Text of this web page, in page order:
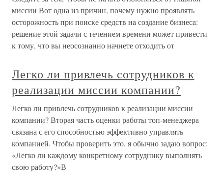
миссии Вот одна из причин, почему нужно проявлять
осторожность при поиске средств на создание бизнеса:
решение этой задачи с течением времени может привести
к тому, что вы неосознанно начнете отходить от
Легко ли привлечь сотрудников к
реализации миссии компании?
Легко ли привлечь сотрудников к реализации миссии
компании? Вторая часть оценки работы топ-менеджера
связана с его способностью эффективно управлять
компанией. Чтобы проверить это, я обычно задаю вопрос:
«Легко ли каждому конкретному сотруднику выполнять
свою работу?»В